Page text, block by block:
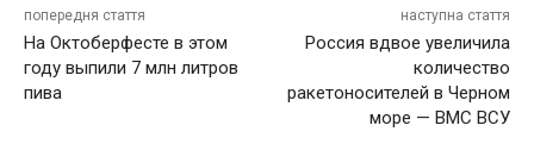
попередня стаття
На Октоберфесте в этом
году выпили 7 млн литров
пива
наступна стаття
Россия вдвое увеличила
количество
ракетоносителей в Черном
море — ВМС ВСУ